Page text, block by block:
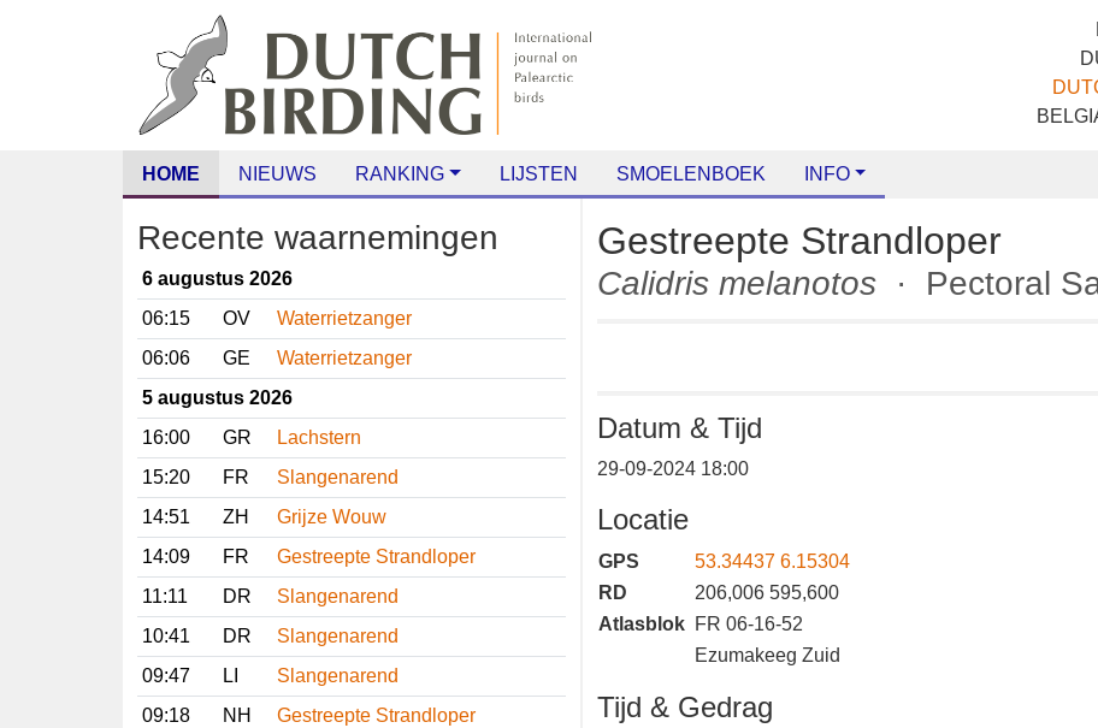
HOME NIEUWS RANKING LIJSTEN SMOELENBOEK INFO
Recente waarnemingen
6 augustus 2026
06:15
OV
Waterrietzanger
06:06
GE
Waterrietzanger
5 augustus 2026
16:00
GR
Lachstern
15:20
FR
Slangenarend
14:51
ZH
Grijze Wouw
14:09
FR
Gestreepte Strandloper
11:11
DR
Slangenarend
10:41
DR
Slangenarend
09:47
LI
Slangenarend
09:18
NH
Gestreepte Strandloper
Gestreepte Strandloper
Calidris melanotos · Pectoral
Datum & Tijd
29-09-2024 18:00
Locatie
GPS
53.34437 6.15304
RD
206,006 595,600
Atlasblok FR 06-16-52
Ezumakeeg Zuid
Tijd & Gedrag